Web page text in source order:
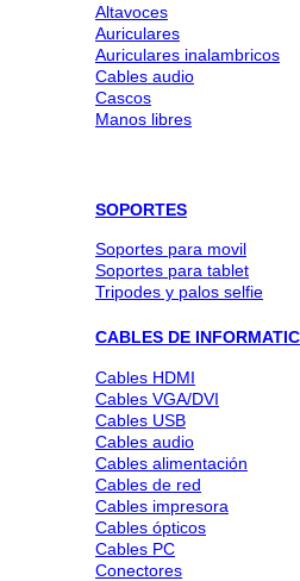
Altavoces
Auriculares
Auriculares inalambricos
Cables audio
Cascos
Manos libres
SOPORTES
Soportes para movil
Soportes para tablet
Tripodes y palos selfie
CABLES DE
Cables HDMI
Cables VGA/DVI
Cables USB
Cables audio
Cables alimentación
Cables de red
Cables impresora
Cables ópticos
Cables PC
Conectores